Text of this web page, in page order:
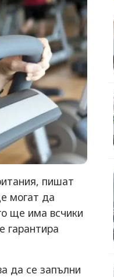
пишат
могат да
ще има всчики
гарантира
да се запълни